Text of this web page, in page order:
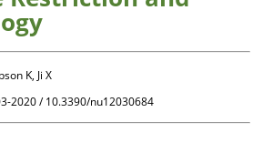
K, Ji X
2020/10.3390/nu12030684